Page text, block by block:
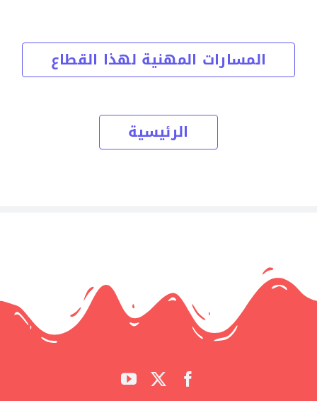
المسارات المهنية لهذا القطاع
الرئيسية